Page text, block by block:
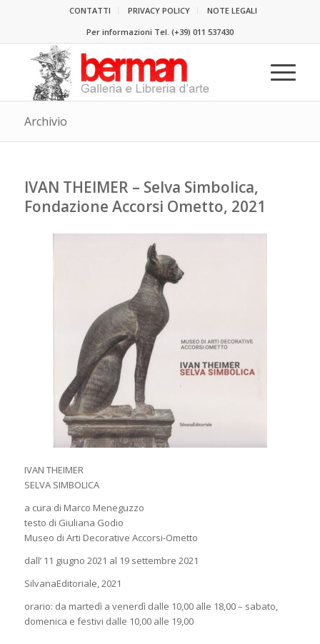
CONTATTI PRIVACY POLICY
NOTE LEGALI
Per informazioni Tel. (+39) 011 537430
Archivio
IVAN THEIMER – Selva Simbolica,
Fondazione Accorsi Ometto, 2021
IVAN THEIMER
SELVA SIMBOLICA
a cura di Marco Meneguzzo
testo di Giuliana Godio
Museo di Arti Decorative Accorsi-Ometto
dall’ 11 giugno 2021 al 19 settembre 2021
SilvanaEditoriale, 2021
orario: da martedì a venerdì dalle 10,00 alle 18,00 – sabato,
domenica e festivi dalle 10,00 alle 19,00